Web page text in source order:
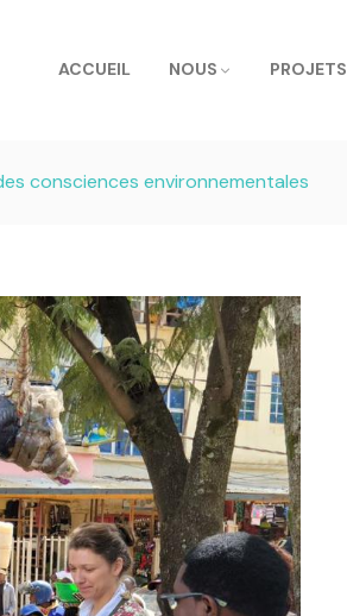
ACCUEIL NOUS PROJETS
consciences environnementales